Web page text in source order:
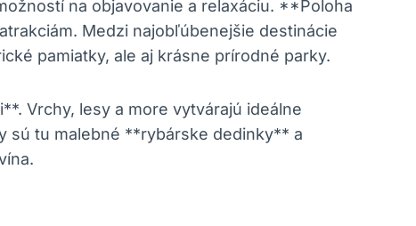
na objavovanie a relaxáciu. **Poloha
Medzi najobľúbenejšie destinácie
pamiatky, ale aj krásne prírodné parky.
Vrchy, lesy a more vytvárajú ideálne
sú tu malebné **rybárske dedinky** a